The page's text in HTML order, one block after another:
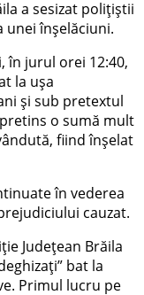
a sesizat polițiștii
unei înșelăciuni.
în jurul orei 12:40,
la ușa
și sub pretextul
o sumă mult
fiind înșelat
în vederea
cauzat.
Județean Brăila
bat la
Primul lucru pe